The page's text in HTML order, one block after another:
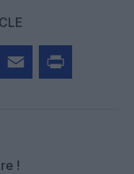
!